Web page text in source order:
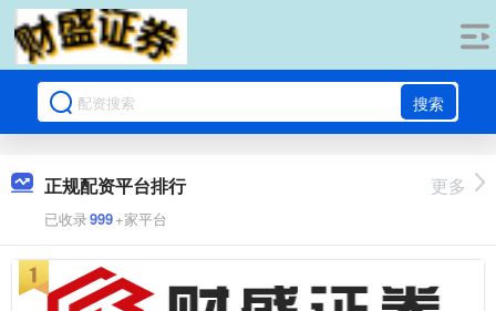
搜索
正规配资平台排行
已收录999+家平台
更多